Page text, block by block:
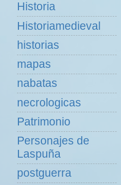
Historia
Historiamedieval
historias
mapas
nabatas
necrologicas
Patrimonio
Personajes de
Laspuña
postguerra